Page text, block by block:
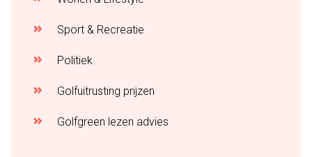
Sport & Recreatie
Politiek
Golfuitrusting prijzen
Golfgreen lezen advies